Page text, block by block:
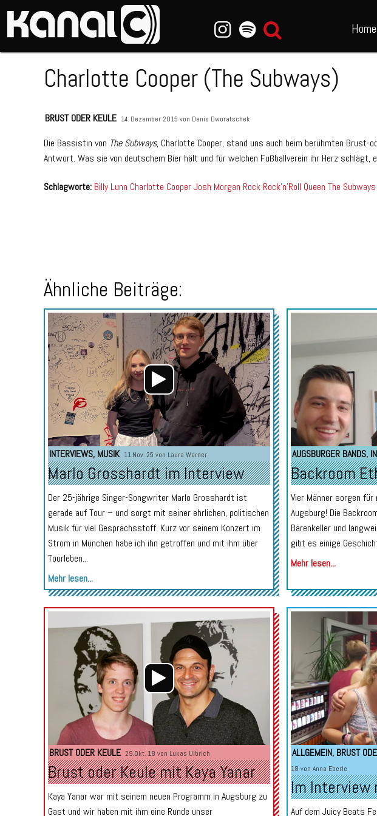
Home
Charlotte Cooper (The Subways)
BRUST ODER KEULE 14. Dezember 2015 von Denis Dworatschek
Die Bassistin von The Subways, Charlotte Cooper, stand uns auch beim berühmten Brust-
Antwort. Was sie von deutschem Bier hält und für welchen Fußballverein ihr Herz schlägt,
Schlagworte: Billy Lunn Charlotte CooperJosh Morgan Rock Rock'n'Roll Queen The Subways
Ähnliche Beiträge:
Audio-
Player
INTERVIEWS, MUSIK 11.Nov. 25 von Laura Werner
Marlo Grosshardt im Interview
Der 25-jährige Singer-Songwriter Marlo Grosshardt ist
gerade auf Tour – und sorgt mit seiner ehrlichen, politischen
Musik für viel Gesprächsstoff. Kurz vor seinem Konzert im
Strom in München habe ich ihn getroffen und mit ihm über
Tourleben...
Mehr lesen...
AUGSBURGER BANDS,
Backroom
Vier Männer sorgen
Augsburg! Die
Bärenkeller und
gibt es einige
Mehr lesen...
Audio-
Player
BRUST ODER KEULE 29.Okt. 18 von Lukas Ulbrich
Brust oder Keule mit Kaya Yanar
Kaya Yanar war mit seinem neuen Programm in Augsburg zu
Gast und wir haben mit ihm eine Runde unser
ALLGEMEIN, BRUST
18 von Anna Eberle
Im Interview
Auf dem Juicy Beats